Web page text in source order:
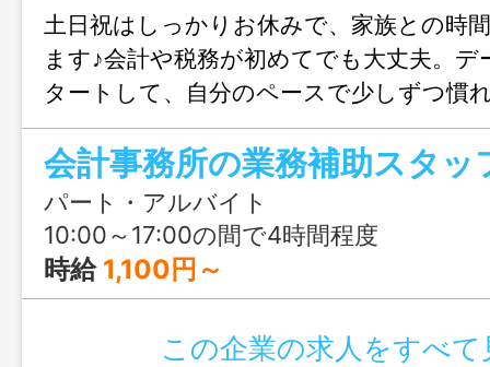
土日祝はしっかりお休みで、家族との時
ます♪会計や税務が初めてでも大丈夫。デ
タートして、自分のペースで少しずつ慣
困ったときは必ず誰かが助けてくれる職
してスタートできますよ。
会計事務所の業務補助スタッ
パート・アルバイト
10:00～17:00の間で4時間程度
時給 1,100円～
この企業の求人をすべて